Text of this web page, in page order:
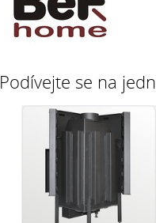
Podívejte se na